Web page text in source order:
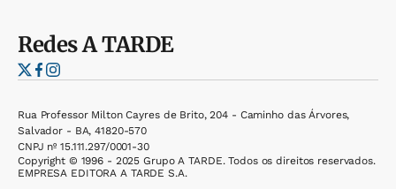
RedesA TARDE
Rua Professor Milton Cayres de Brito, 204 - Caminho das Árvores,
Salvador - BA, 41820-570
CNPJ nº 15.111.297/0001-30
Copyright © 1996 - 2025 Grupo A TARDE. Todos os direitos reservados.
EMPRESA EDITORA A TARDE S.A.